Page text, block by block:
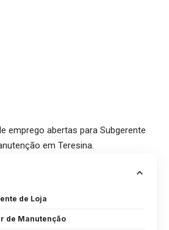
emprego abertas para Subgerente
em Teresina.
de Loja
de Manutenção